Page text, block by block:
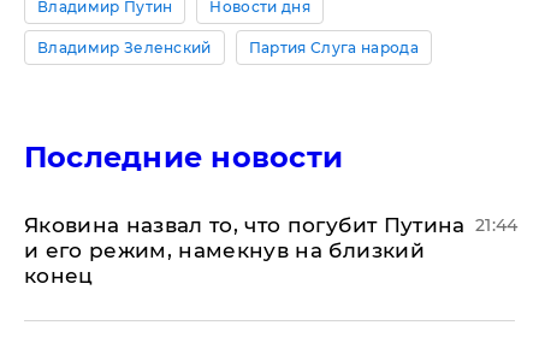
Владимир Путин Новости дня
Владимир Зеленский Партия Слуга народа
Последние новости
Яковина назвал то, что погубит Путина
и его режим, намекнув на близкий
конец
21:44